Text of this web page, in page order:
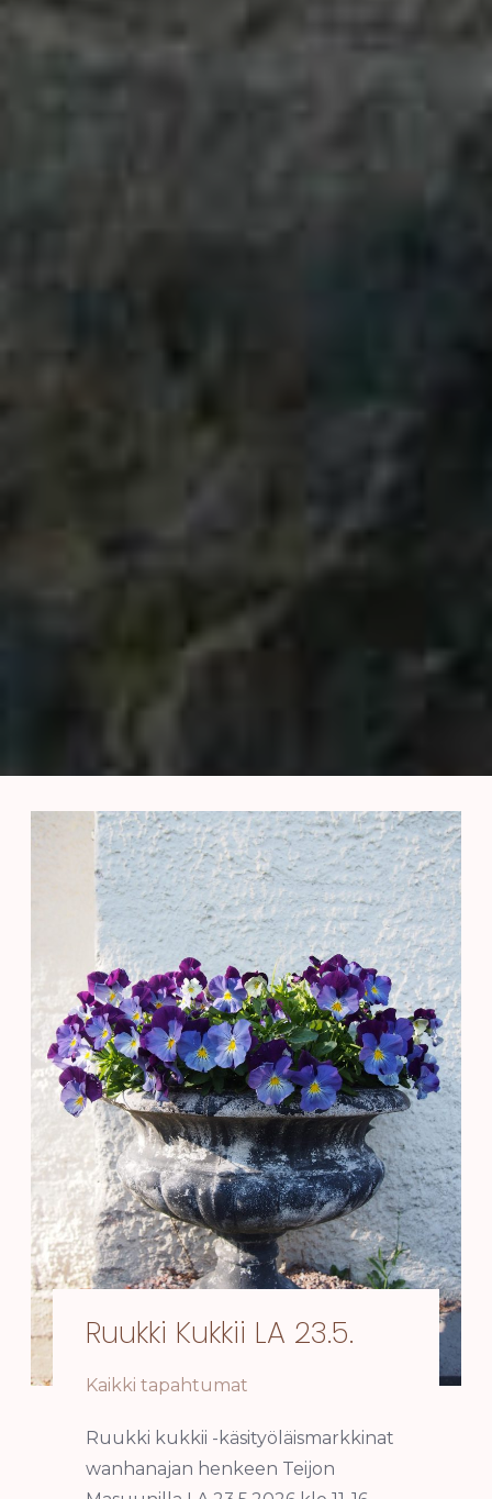
Ruukki Kukkii LA 23.5.
Kaikki tapahtumat
Ruukki kukkii -käsityöläismarkkinat
wanhanajan henkeen Teijon